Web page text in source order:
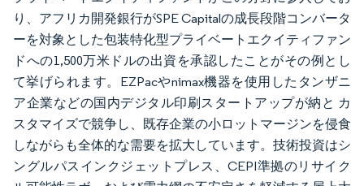
り、アフリカ開発銀行がSPE Capitalの成長段階コンバータ
ーを対象とした包装特化型プライベートエクイティファン
ドへの1,500万米ドルの出資を承認したことがその例とし
て挙げられます。EZPacやnimax機器を使用したタンザニ
ア企業などの国内デジタル印刷スタートアップが納と カ
スタマイズで競争し、既存企業の小ロットマージンを侵食
しながらも全体的な需要を拡大しています。技術投資はシ
ングルパスインクジェットプレス、CEPI準拠のリサイク